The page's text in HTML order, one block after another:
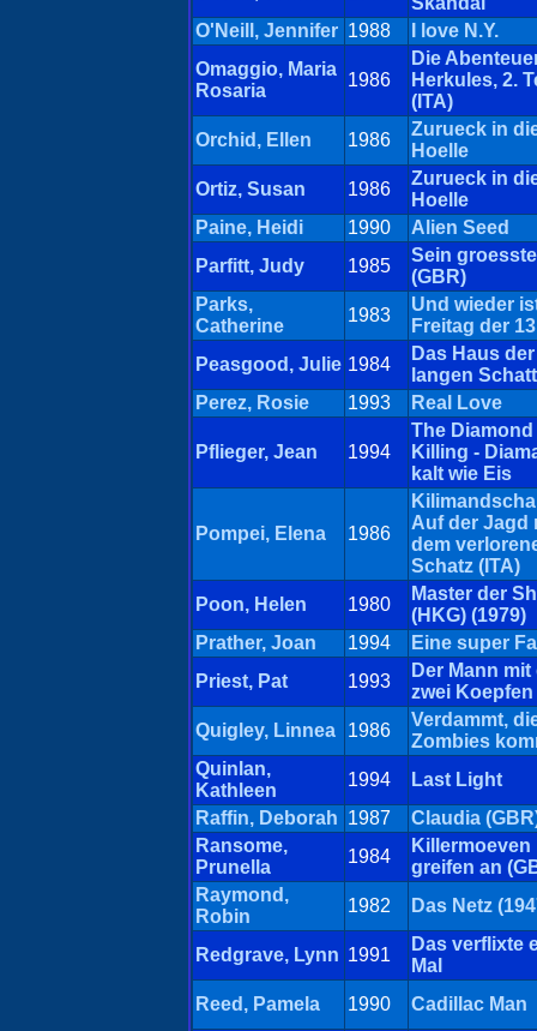
O'Neill, Jennifer 1988
I love N.Y.
Omaggio, Maria
Rosaria
1986
Die
Herkules, 2.
(ITA)
Orchid, Ellen
1986
Zurueck in
Hoelle
Ortiz, Susan
1986
Zurueck in
Hoelle
Paine, Heidi
1990
Alien Seed
Parfitt, Judy
1985
Sein
(GBR)
Parks,
Catherine
1983
Und wieder
Freitag der
Peasgood, Julie 1984
Das Haus der
langen
Perez, Rosie
1993 Real Love
Pflieger, Jean 1994
The Diamond
Killing -
kalt wie Eis
Pompei, Elena 1986
Auf der Jagd
dem
Schatz (ITA)
Poon, Helen
1980
Master der
(HKG) (1979)
Prather, Joan
1994
Eine super
Priest, Pat
1993
Der Mann mit
zwei Koepfen
Quigley, Linnea
1986
Verdammt,
Zombies
Quinlan,
Kathleen
1994
Last Light
Raffin, Deborah 1987
Claudia
Ransome,
Prunella
1984
Killermoeven
greifen an
Raymond,
Robin
1982 Das Netz
Redgrave, Lynn 1991
Das verflixte
Mal
Reed, Pamela
1990
Cadillac Man